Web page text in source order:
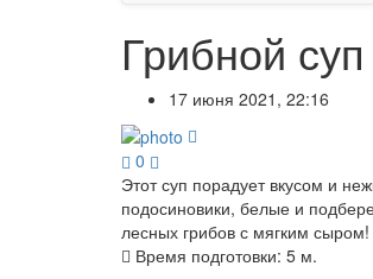
Грибной
17 июня 2021, 22:16
0
Этот суп порадует вкусом и
подосиновики, белые и
лесных грибов с мягким сыром!
Время подготовки: 5 м.